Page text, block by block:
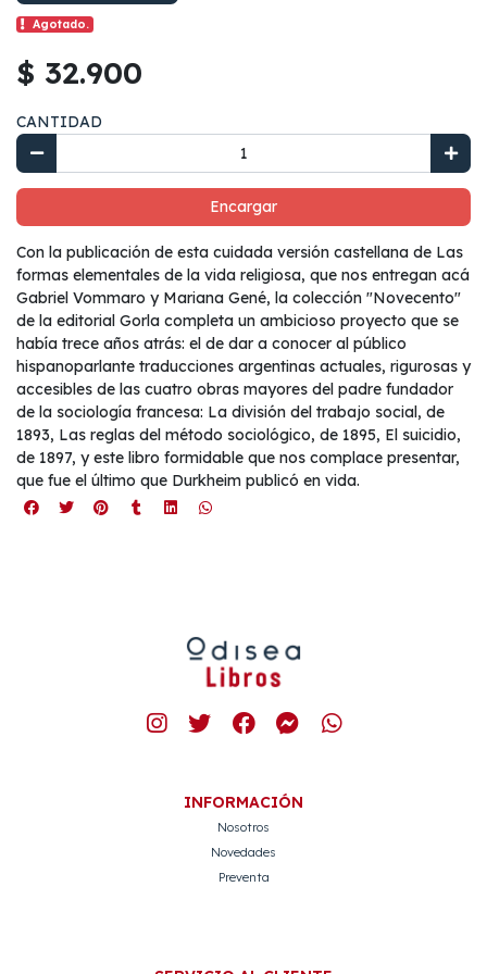
Agotado.
$ 32.900
CANTIDAD
Encargar
Con la publicación de esta cuidada versión castellana de Las
formas elementales de la vida religiosa, que nos entregan acá
Gabriel Vommaro y Mariana Gené, la colección "Novecento"
de la editorial Gorla completa un ambicioso proyecto que se
había trece años atrás: el de dar a conocer al público
hispanoparlante traducciones argentinas actuales, rigurosas y
accesibles de las cuatro obras mayores del padre fundador
de la sociología francesa: La división del trabajo social, de
1893, Las reglas del método sociológico, de 1895, El suicidio,
de 1897, y este libro formidable que nos complace presentar,
que fue el último que Durkheim publicó en vida.
INFORMACIÓN
Nosotros
Novedades
Preventa